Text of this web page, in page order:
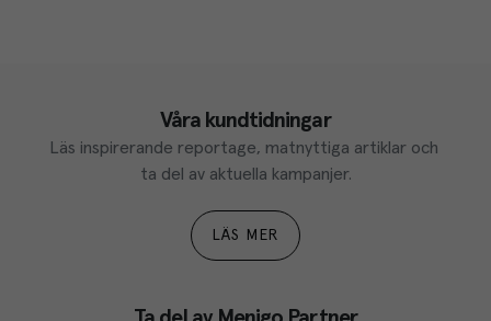
Våra kundtidningar
Läs inspirerande reportage, matnyttiga artiklar och
ta del av aktuella kampanjer.
LÄS MER